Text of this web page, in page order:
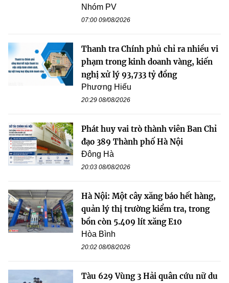
Nhóm PV
07:00 09/08/2026
Thanh tra Chính phủ chỉ ra nhiều vi
phạm trong kinh doanh vàng, kiến
nghị xử lý 93,733 tỷ đồng
Phương Hiếu
20:29 08/08/2026
Phát huy vai trò thành viên Ban Chỉ
đạo 389 Thành phố Hà Nội
Đông Hà
20:03 08/08/2026
Hà Nội: Một cây xăng báo hết hàng,
quản lý thị trường kiểm tra, trong
bồn còn 5.409 lít xăng E10
Hòa Bình
20:02 08/08/2026
Tàu 629 Vùng 3 Hải quân cứu nữ du